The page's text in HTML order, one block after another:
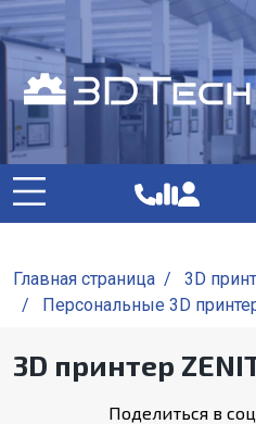
Главная страница /
3D
/
Персональные 3D
3D принтер
Поделиться в